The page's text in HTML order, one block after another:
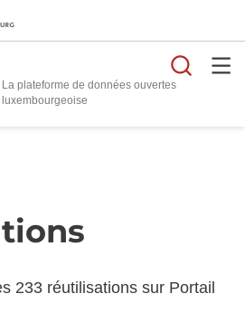
La plateforme de données ouvertes
233 réutilisations sur Portail